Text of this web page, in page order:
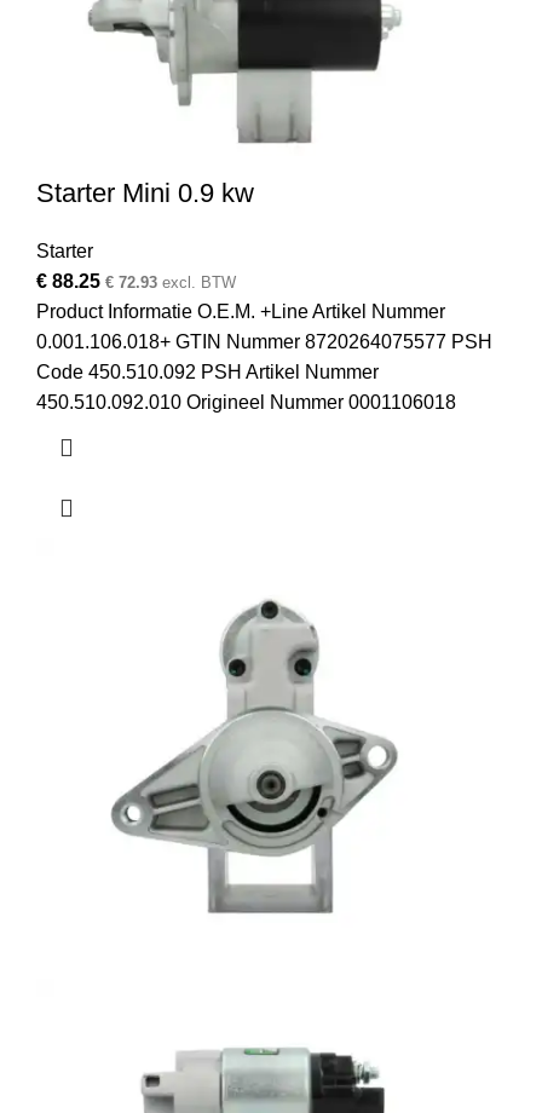
Starter Mini 0.9 kw
Starter
€ 88.25 € 72.93 excl. BTW
Product Informatie O.E.M. +Line Artikel Nummer
0.001.106.018+ GTIN Nummer 8720264075577 PSH
Code 450.510.092 PSH Artikel Nummer
450.510.092.010 Origineel Nummer 0001106018